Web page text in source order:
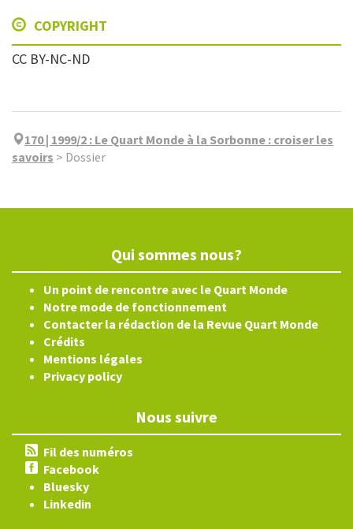
COPYRIGHT
CC BY-NC-ND
170 | 1999/2 : Le Quart Monde à la Sorbonne : croiser les
savoirs > Dossier
Qui sommes nous?
Un point de rencontre avec le Quart Monde
Notre mode de fonctionnement
Contacter la rédaction de la Revue Quart Monde
Crédits
Mentions légales
Privacy policy
Nous suivre
Fil des numéros
Facebook
Bluesky
Linkedin